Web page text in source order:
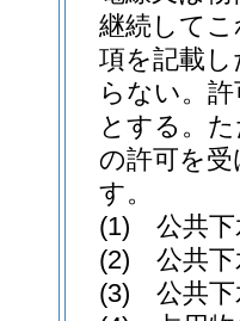
継続して
項を記載
らない。
とする。
の許可を
す。
(1)
公共
(2)
公共
(3)
公共